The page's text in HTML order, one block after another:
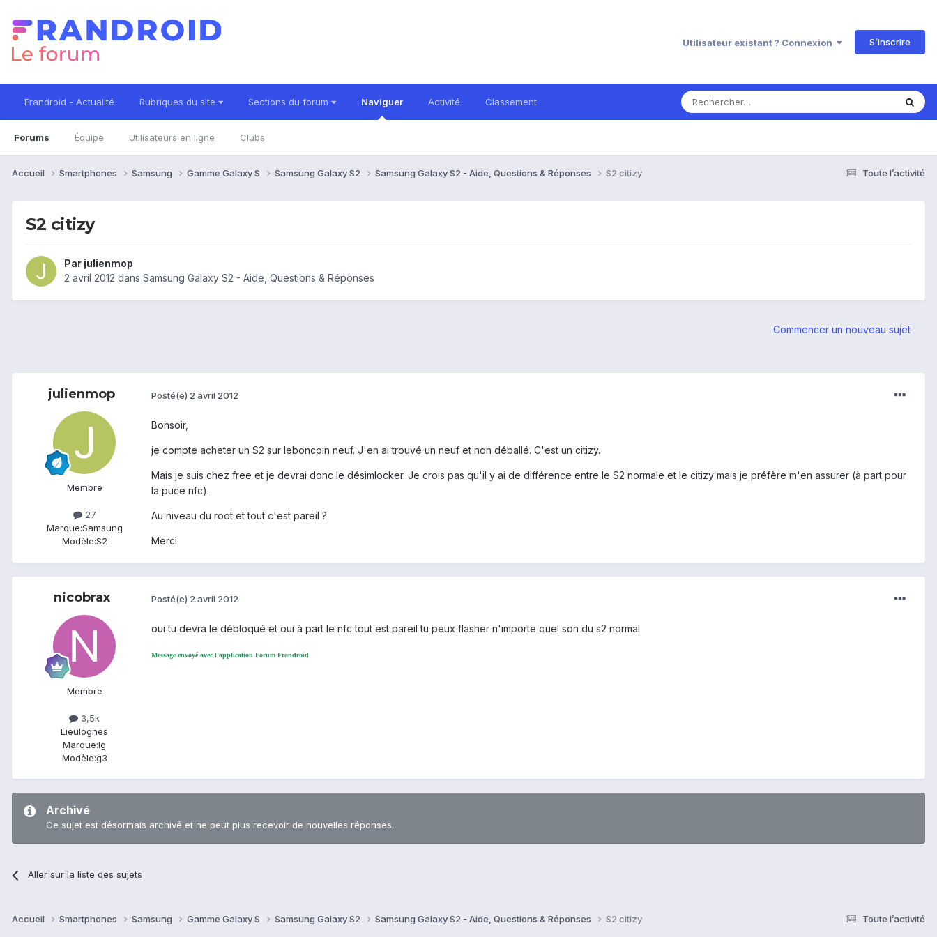
Utilisateur existant ? Connexion S’inscrire
Frandroid - Actualité Rubriques du site Sections du forum Naviguer
Forums Équipe Utilisateurs en ligne Clubs
Activité Classement
Toute l’activité
Accueil Smartphones Samsung Gamme Galaxy S Samsung Galaxy S2 Samsung Galaxy S2 - Aide, Questions & Réponses S2 citizy
S2 citizy
Par julienmop
2 avril 2012 dans Samsung Galaxy S2 - Aide, Questions & Réponses
Commencer un nouveau sujet
julienmop
Membre
27
Marque:Samsung
Modèle:S2
Posté(e) 2 avril 2012
Bonsoir,
je compte acheter un S2 sur leboncoin neuf. J'en ai trouvé un neuf et non déballé. C'est un citizy.
Mais je suis chez free et je devrai donc le désimlocker. Je crois pas qu'il y ai de différence entre le S2 normale et le citizy mais je préfère m'en assurer (à part pour
la puce nfc).
Au niveau du root et tout c'est pareil ?
Merci.
nicobrax
Membre
3,5k
Lieulognes
Marque:lg
Modèle:g3
Posté(e) 2 avril 2012
oui tu devra le débloqué et oui à part le nfc tout est pareil tu peux flasher n'importe quel son du s2 normal
Message envoyé avec l'application Forum Frandroid
Archivé
Ce sujet est désormais archivé et ne peut plus recevoir de nouvelles réponses.
Aller sur la liste des sujets
Toute l’activité
Accueil Smartphones Samsung Gamme Galaxy S Samsung Galaxy S2 Samsung Galaxy S2 - Aide, Questions & Réponses S2 citizy